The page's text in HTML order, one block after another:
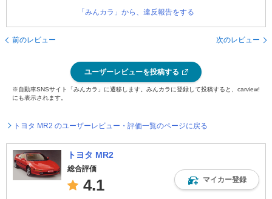
「みんカラ」から、違反報告をする
前のレビュー 次のレビュー
ユーザーレビューを投稿する
※自動車SNSサイト「みんカラ」に遷移します。みんカラに登録して投稿すると、carview!
にも表示されます。
トヨタ MR2 のユーザーレビュー・評価一覧のページに戻る
トヨタ MR2
総合評価
4.1 マイカー登録